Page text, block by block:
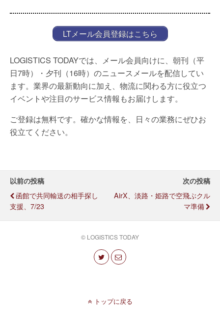
LTメール会員登録はこちら
LOGISTICS TODAYでは、メール会員向けに、朝刊（平
日7時）・夕刊（16時）のニュースメールを配信してい
ます。業界の最新動向に加え、物流に関わる方に役立つ
イベントや注目のサービス情報もお届けします。
ご登録は無料です。確かな情報を、日々の業務にぜひお
役立てください。
以前の投稿
函館で共同輸送の相手探し
支援、7/23
次の投稿
AirX、淡路・姫路で空飛ぶクル
マ準備
© LOGISTICS TODAY
トップに戻る